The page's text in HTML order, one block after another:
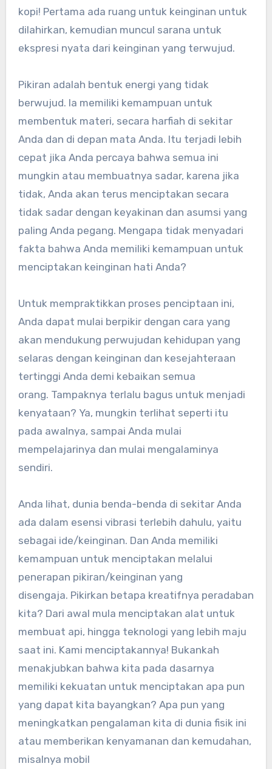
kopi! Pertama ada ruang untuk keinginan untuk
dilahirkan, kemudian muncul sarana untuk
ekspresi nyata dari keinginan yang terwujud.
Pikiran adalah bentuk energi yang tidak
berwujud. Ia memiliki kemampuan untuk
membentuk materi, secara harfiah di sekitar
Anda dan di depan mata Anda. Itu terjadi lebih
cepat jika Anda percaya bahwa semua ini
mungkin atau membuatnya sadar, karena jika
tidak, Anda akan terus menciptakan secara
tidak sadar dengan keyakinan dan asumsi yang
paling Anda pegang. Mengapa tidak menyadari
fakta bahwa Anda memiliki kemampuan untuk
menciptakan keinginan hati Anda?
Untuk mempraktikkan proses penciptaan ini,
Anda dapat mulai berpikir dengan cara yang
akan mendukung perwujudan kehidupan yang
selaras dengan keinginan dan kesejahteraan
tertinggi Anda demi kebaikan semua
orang. Tampaknya terlalu bagus untuk menjadi
kenyataan? Ya, mungkin terlihat seperti itu
pada awalnya, sampai Anda mulai
mempelajarinya dan mulai mengalaminya
sendiri.
Anda lihat, dunia benda-benda di sekitar Anda
ada dalam esensi vibrasi terlebih dahulu, yaitu
sebagai ide/keinginan. Dan Anda memiliki
kemampuan untuk menciptakan melalui
penerapan pikiran/keinginan yang
disengaja. Pikirkan betapa kreatifnya peradaban
kita? Dari awal mula menciptakan alat untuk
membuat api, hingga teknologi yang lebih maju
saat ini. Kami menciptakannya! Bukankah
menakjubkan bahwa kita pada dasarnya
memiliki kekuatan untuk menciptakan apa pun
yang dapat kita bayangkan? Apa pun yang
meningkatkan pengalaman kita di dunia fisik ini
atau memberikan kenyamanan dan kemudahan,
misalnya mobil